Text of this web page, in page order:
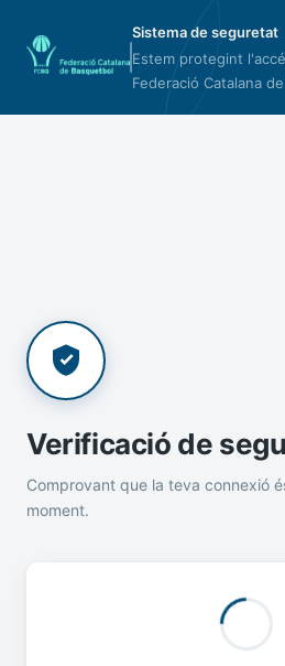
Sistema de seguretat
Estem protegint
Federació Catalana
Verificació de
Comprovant que la teva connexió
moment.